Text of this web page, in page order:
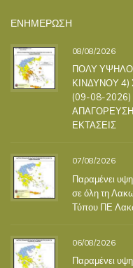
ΕΝΗΜΕΡΩΣΗ
08/08/2026
ΠΟΛΥ
ΚΙΝΔΥΝΟΥ
(09-08-
ΕΚΤΑΣΕΙΣ
07/08/2026
Παραμένει
σε όλη τη
Τύπου ΠΕ
06/08/2026
Παραμένει